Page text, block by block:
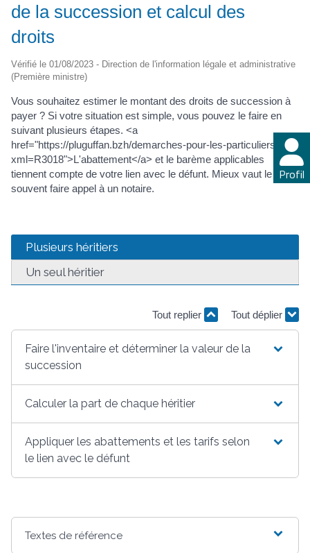
Profil
de la succession et calcul des
droits
Vérifié le 01/08/2023 - Direction de l'information légale et administrative
(Première ministre)
Vous souhaitez estimer le montant des droits de succession à
payer ? Si votre situation est simple, vous pouvez le faire en
suivant plusieurs étapes. <a
href="https://pluguffan.bzh/demarches-pour-les-particuliers/?
xml=R3018">L'abattement</a> et le barème applicables
tiennent compte de votre lien avec le défunt. Mieux vaut le plus
souvent faire appel à un notaire.
Plusieurs héritiers
Un seul héritier
Tout replier Tout déplier
Faire l'inventaire et déterminer la valeur de la
succession
Calculer la part de chaque héritier
Appliquer les abattements et les tarifs selon
le lien avec le défunt
Textes de référence